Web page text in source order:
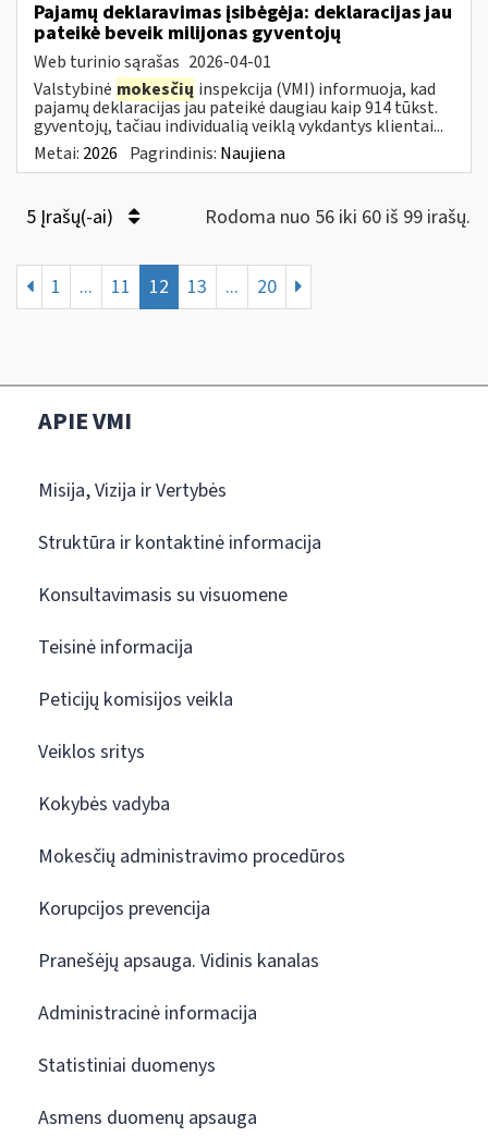
Pajamų deklaravimas įsibėgėja: deklaracijas jau
pateikė beveik milijonas gyventojų
Web turinio sąrašas 2026-04-01
Valstybinė mokesčių inspekcija (VMI) informuoja, kad
pajamų deklaracijas jau pateikė daugiau kaip 914 tūkst.
gyventojų, tačiau individualią veiklą vykdantys klientai...
Metai: 2026 Pagrindinis: Naujiena
5 Įrašų(-ai) Rodoma nuo 56 iki 60 iš 99 irašų.
1 ... 11 12 13 ... 20
APIE VMI
Misija, Vizija ir Vertybės
Struktūra ir kontaktinė informacija
Konsultavimasis su visuomene
Teisinė informacija
Peticijų komisijos veikla
Veiklos sritys
Kokybės vadyba
Mokesčių administravimo procedūros
Korupcijos prevencija
Pranešėjų apsauga. Vidinis kanalas
Administracinė informacija
Statistiniai duomenys
Asmens duomenų apsauga